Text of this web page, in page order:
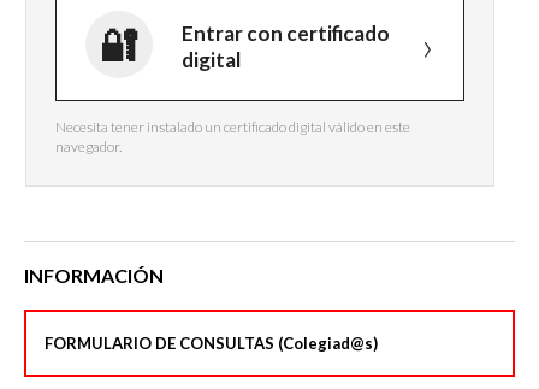
Entrar con certificado
digital
Necesita tener instalado un certificado digital válido en este
navegador.
INFORMACIÓN
FORMULARIO DE CONSULTAS (Colegiad@s)